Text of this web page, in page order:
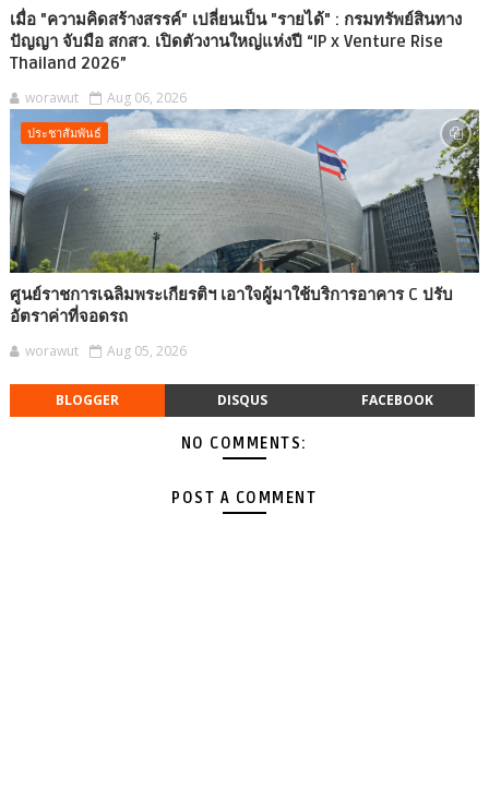
เมื่อ "ความคิดสร้างสรรค์" เปลี่ยนเป็น "รายได้" : กรมทรัพย์สินทาง
ปัญญา จับมือ สกสว. เปิดตัวงานใหญ่แห่งปี “IP x Venture Rise
Thailand 2026”
worawut Aug 06, 2026
ประชาสัมพันธ์
ศูนย์ราชการเฉลิมพระเกียรติฯ เอาใจผู้มาใช้บริการอาคาร C ปรับ
อัตราค่าที่จอดรถ
worawut Aug 05, 2026
BLOGGER DISQUS FACEBOOK
NO COMMENTS:
POST A COMMENT